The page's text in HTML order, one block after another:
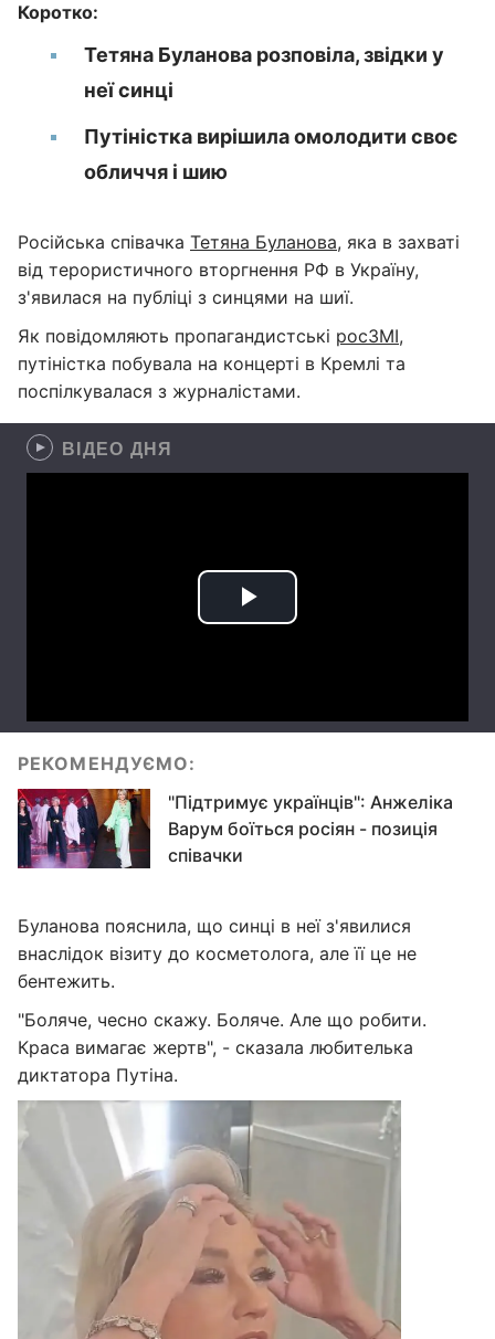
Коротко:
Тетяна Буланова розповіла, звідки у
неї синці
Путіністка вирішила омолодити своє
обличчя і шию
Російська співачка Тетяна Буланова, яка в захваті
від терористичного вторгнення РФ в Україну,
з'явилася на публіці з синцями на шиї.
Як повідомляють пропагандистські росЗМІ,
путіністка побувала на концерті в Кремлі та
поспілкувалася з журналістами.
ВІДЕО ДНЯ
РЕКОМЕНДУЄМО:
"Підтримує українців": Анжеліка
Варум боїться росіян - позиція
співачки
Буланова пояснила, що синці в неї з'явилися
внаслідок візиту до косметолога, але її це не
бентежить.
"Боляче, чесно скажу. Боляче. Але що робити.
Краса вимагає жертв", - сказала любителька
диктатора Путіна.